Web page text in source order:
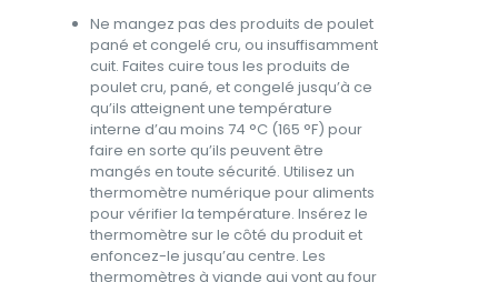
Ne mangez pas des produits de poulet
pané et congelé cru, ou insuffisamment
cuit. Faites cuire tous les produits de
poulet cru, pané, et congelé jusqu’à ce
qu’ils atteignent une température
interne d’au moins 74 °C (165 °F) pour
faire en sorte qu’ils peuvent être
mangés en toute sécurité. Utilisez un
thermomètre numérique pour aliments
pour vérifier la température. Insérez le
thermomètre sur le côté du produit et
enfoncez-le jusqu’au centre. Les
thermomètres à viande qui vont au four